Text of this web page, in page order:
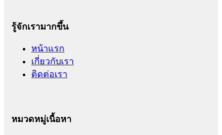
รู้จักเรามากขึ้น
หน้าแรก
เกี่ยวกับเรา
ติดต่อเรา
หมวดหมู่เนื้อหา